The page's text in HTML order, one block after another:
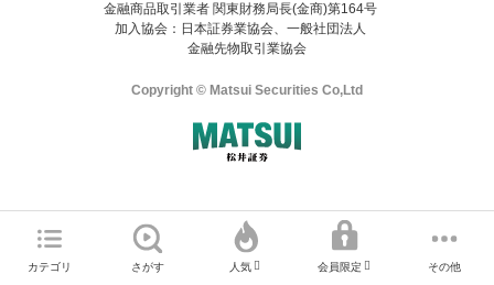
カテゴリ さがす 人気 会員限定 その他
金融商品取引業者 関東財務局長(金商)第164号
加入協会：日本証券業協会、一般社団法人
金融先物取引業協会
Copyright © Matsui Securities Co,Ltd
マネーサテライトのWEBサイトへようこそ
直前にご覧いただいていたWEBサイトは、当社が作成したもので
ご利用の環境(Internet Explorer)は、本サイトの推奨環境外のた
め、
一部の機能が正常に動作しない可能性があります。
お気に入り機能は松井証券の会員限定の機能です。
お気に入り登録いただくと、後からいつでもお気に入りのコンテ
ンツを一覧でご確認いただけます。
ご利用いただくには口座開設が必要です。
はご利用の端末で一度ログインしてください。
ログイン